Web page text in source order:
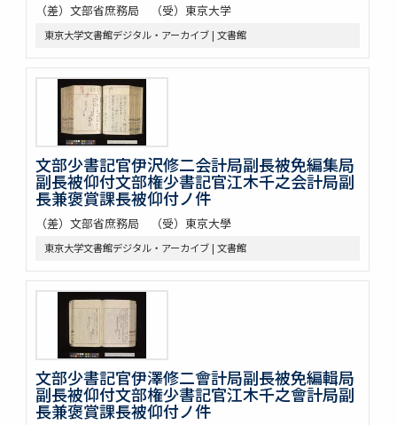
（差）文部省庶務局 （受）東京大学
東京大学文書館デジタル・アーカイブ | 文書館
文部少書記官伊沢修二会計局副長被免編集局
副長被仰付文部権少書記官江木千之会計局副
長兼褒賞課長被仰付ノ件
（差）文部省庶務局 （受）東京大學
東京大学文書館デジタル・アーカイブ | 文書館
文部少書記官伊澤修二會計局副長被免編輯局
副長被仰付文部権少書記官江木千之會計局副
長兼褒賞課長被仰付ノ件